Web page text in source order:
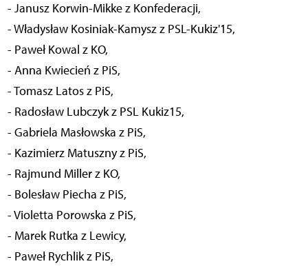
- Janusz Korwin-Mikke z Konfederacji,
- Władysław Kosiniak-Kamysz z PSL-Kukiz'15,
- Paweł Kowal z KO,
- Anna Kwiecień z PiS,
- Tomasz Latos z PiS,
- Radosław Lubczyk z PSL Kukiz15,
- Gabriela Masłowska z PiS,
- Kazimierz Matuszny z PiS,
- Rajmund Miller z KO,
- Bolesław Piecha z PiS,
- Violetta Porowska z PiS,
- Marek Rutka z Lewicy,
- Paweł Rychlik z PiS,